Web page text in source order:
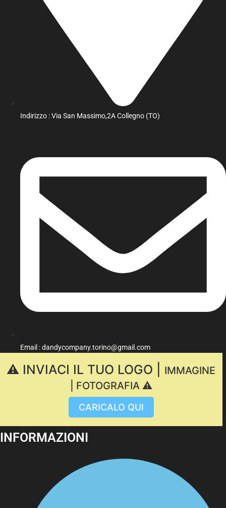
Indirizzo : Via San Massimo,2A Collegno (TO)
Email : dandycompany.torino@gmail.com
⚠️ INVIACI IL TUO LOGO |
IMMAGINE
| FOTOGRAFIA ⚠️
CARICALO QUI
INFORMAZIONI